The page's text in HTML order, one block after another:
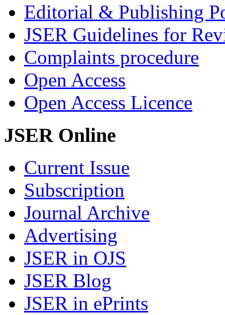
Editorial & Publishing
JSER Guidelines for
Complaints procedure
Open Access
Open Access Licence
JSER Online
Current Issue
Subscription
Journal Archive
Advertising
JSER in OJS
JSER Blog
JSER in ePrints